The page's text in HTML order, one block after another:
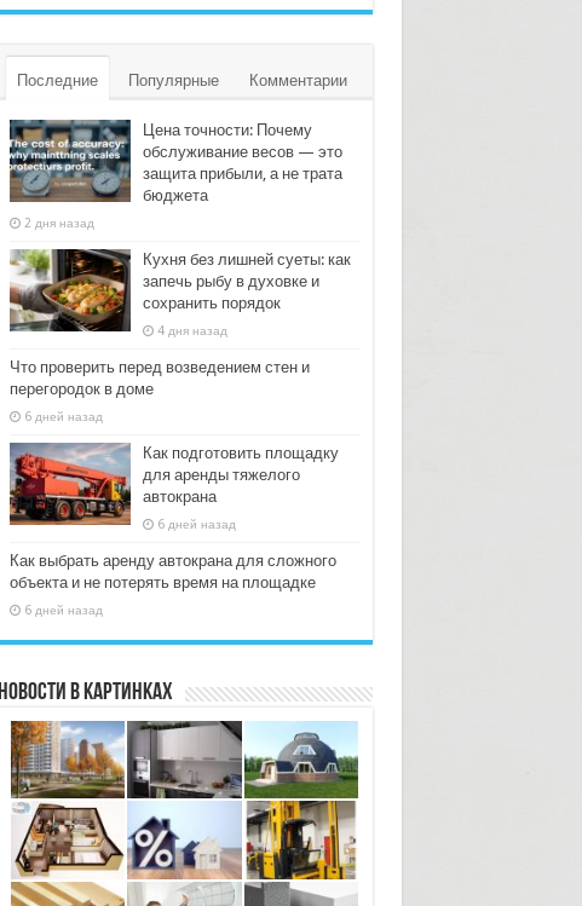
Последние Популярные Комментарии
Цена точности: Почему
обслуживание весов — это
защита прибыли, а не трата
бюджета
2 дня назад
Кухня без лишней суеты: как
запечь рыбу в духовке и
сохранить порядок
4 дня назад
Что проверить перед возведением стен и
перегородок в доме
6 дней назад
Как подготовить площадку
для аренды тяжелого
автокрана
6 дней назад
Как выбрать аренду автокрана для сложного
объекта и не потерять время на площадке
6 дней назад
Новости в картинках